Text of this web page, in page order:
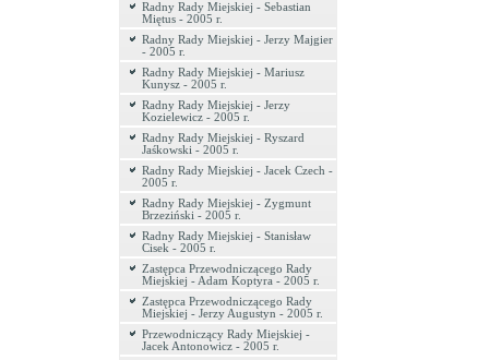
Radny Rady Miejskiej - Sebastian
Miętus - 2005 r.
Radny Rady Miejskiej - Jerzy Majgier
- 2005 r.
Radny Rady Miejskiej - Mariusz
Kunysz - 2005 r.
Radny Rady Miejskiej - Jerzy
Kozielewicz - 2005 r.
Radny Rady Miejskiej - Ryszard
Jaśkowski - 2005 r.
Radny Rady Miejskiej - Jacek Czech -
2005 r.
Radny Rady Miejskiej - Zygmunt
Brzeziński - 2005 r.
Radny Rady Miejskiej - Stanisław
Cisek - 2005 r.
Zastępca Przewodniczącego Rady
Miejskiej - Adam Koptyra - 2005 r.
Zastępca Przewodniczącego Rady
Miejskiej - Jerzy Augustyn - 2005 r.
Przewodniczący Rady Miejskiej -
Jacek Antonowicz - 2005 r.